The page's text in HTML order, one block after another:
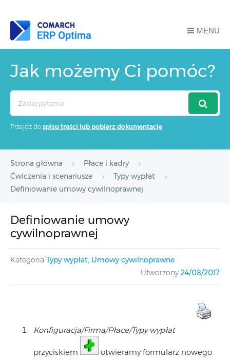
MENU
Jak możemy Ci pomóc?
Przejdź do spisu treści lub pobierz dokumentację
Strona główna
Płace i kadry
Ćwiczenia i scenariusze
Typy wypłat
Definiowanie umowy cywilnoprawnej
Definiowanie umowy
cywilnoprawnej
Kategoria Typy wypłat, Umowy cywilnoprawne
Utworzony 24/08/2017
Konfiguracja/Firma/Płace/Typy wypłat
przyciskiem
otwieramy formularz nowego